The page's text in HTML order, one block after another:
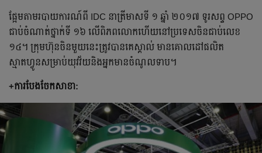
ផ្អែម​តាម​របាយការណ៍​ពី IDC នា​ត្រីមាស​ទី ១ ឆ្នាំ ២០១៧ ទូរសព្ទ OPPO
ជាប់​ចំណាត់​ថ្នាក់​ទី ១៦ លើ​ពិភពលោកហើយ​នៅ​ប្រទេស​ចិន​ជាប់​លេខ
១៤។​ ក្រុមហ៊ុន​ចិន​មួយ​នេះ​ត្រូវ​បាន​គេ​ស្គាល់ មាន​គោលដៅ​ផលិត​
ស្មាតហ្វូន​សម្រាប់​យុវវ័យ​និង​អ្នក​មាន​ចំណូល​ទាប។​
+ការ​បែងចែក​សាខា: